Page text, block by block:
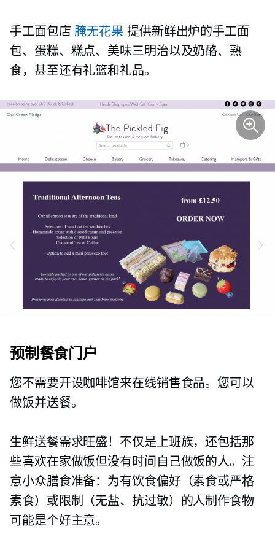
手工面包店 腌无花果 提供新鲜出炉的手工面
包、蛋糕、糕点、美味三明治以及奶酪、熟
食，甚至还有礼篮和礼品。
预制餐食门户
您不需要开设咖啡馆来在线销售食品。您可以
做饭并送餐。
生鲜送餐需求旺盛！不仅是上班族，还包括那
些喜欢在家做饭但没有时间自己做饭的人。注
意小众膳食准备：为有饮食偏好（素食或严格
素食）或限制（无盐、抗过敏）的人制作食物
可能是个好主意。